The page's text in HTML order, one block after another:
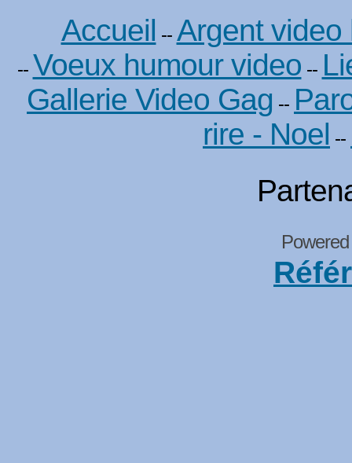
Accueil -- Argent video
-- Voeux humour video --
Gallerie Video Gag --
rire - Noel --